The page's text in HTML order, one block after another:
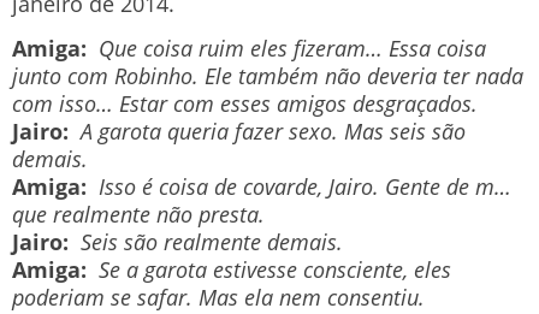
Amiga: Que coisa ruim eles fizeram… Essa coisa
junto com Robinho. Ele também não deveria ter nada
com isso… Estar com esses amigos desgraçados.
Jairo: A garota queria fazer sexo. Mas seis são
demais.
Amiga: Isso é coisa de covarde, Jairo. Gente de m…
que realmente não presta.
Jairo: Seis são realmente demais.
Amiga: Se a garota estivesse consciente, eles
poderiam se safar. Mas ela nem consentiu.